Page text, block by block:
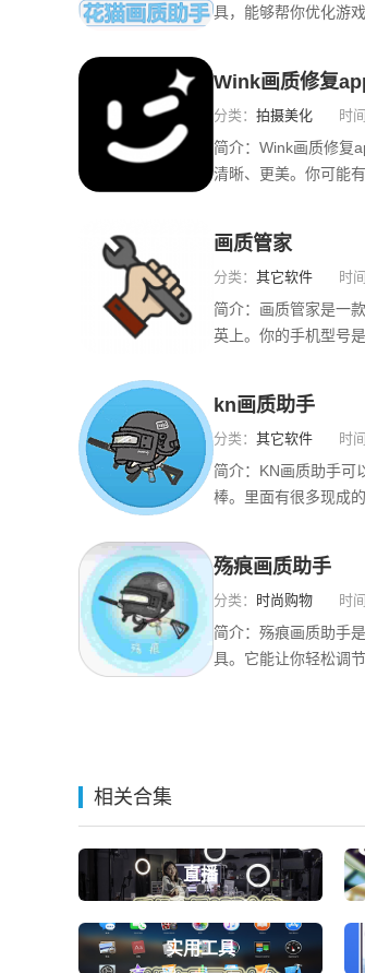
具，能够帮你优化游
且提供110到170度的
Wink画质修复
分类： 拍摄美化 时间
简介： Wink画质修复
清晰、更美。你可能
质量，让画面变得鲜
画质管家
分类： 其它软件 时间
简介： 画质管家是一
英上。你的手机型号
来的设置，完全不用
kn画质助手
分类： 其它软件 时间
简介： KN画质助手可
棒。里面有很多现成
用户，那就更干脆，
殇痕画质助手
分类： 时尚购物 时间
简介： 殇痕画质助手
具。它能让你轻松调
相关合集
直播
实用工具